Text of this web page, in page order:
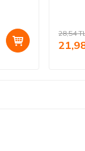
28,54